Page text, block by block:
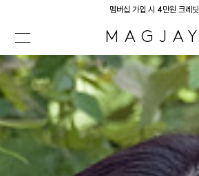
멤버십 가입 시 4만원 크레딧
MAGJAY